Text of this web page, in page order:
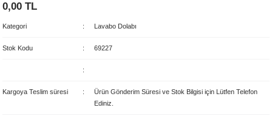
0,00 TL
Kategori Lavabo Dolabı
Stok Kodu 69227
Kargoya Teslim süresi
Ürün Gönderim Süresi ve Stok Bilgisi için Lütfen Telefon
Ediniz.